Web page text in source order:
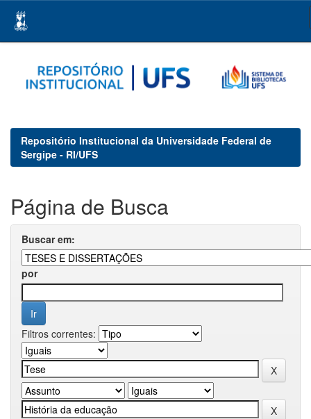
navigation
Repositório Institucional da Universidade Federal de
Sergipe - RI/UFS
Página de Busca
Buscar em:
por
Filtros correntes: